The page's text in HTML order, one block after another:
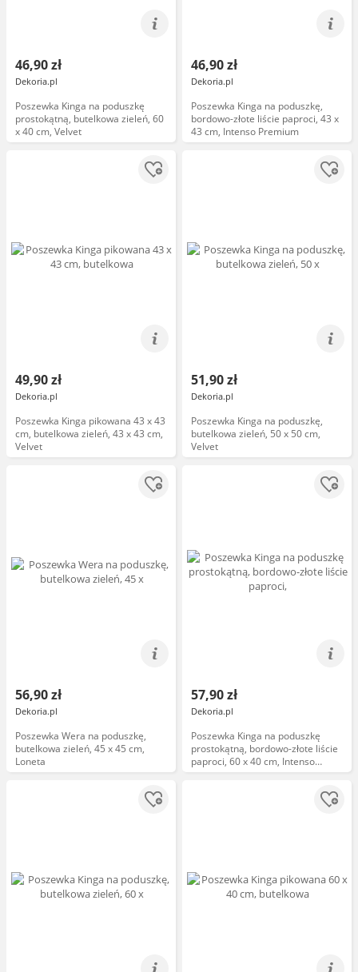
46,90 zł
Dekoria.pl
Poszewka Kinga na poduszkę
prostokątną, butelkowa zieleń, 60
x 40 cm, Velvet
46,90 zł
Dekoria.pl
Poszewka Kinga na poduszkę,
bordowo-złote liście paproci, 43 x
43 cm, Intenso Premium
49,90 zł
Dekoria.pl
Poszewka Kinga pikowana 43 x 43
cm, butelkowa zieleń, 43 x 43 cm,
Velvet
51,90 zł
Dekoria.pl
Poszewka Kinga na poduszkę,
butelkowa zieleń, 50 x 50 cm,
Velvet
56,90 zł
Dekoria.pl
Poszewka Wera na poduszkę,
butelkowa zieleń, 45 x 45 cm,
Loneta
57,90 zł
Dekoria.pl
Poszewka Kinga na poduszkę
prostokątną, bordowo-złote liście
paproci, 60 x 40 cm, Intenso
Premium